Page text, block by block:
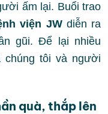
ấm lại. Buổi trao
viện JWdiễn ra
gũi. Để lại nhiều
chúng tôi và người
quà, thắp lên